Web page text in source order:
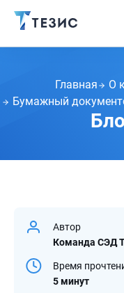
Главная О
Бумажный
Автор
Команда СЭД
Время
5 минут